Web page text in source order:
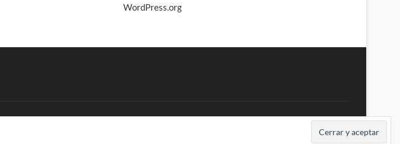
WordPress.org